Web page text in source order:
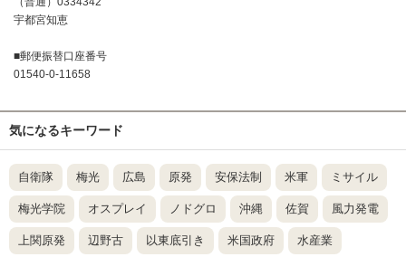
宇都宮知恵
■郵便振替口座番号
01540-0-11658
気になるキーワード
自衛隊 梅光 広島 原発 安保法制 米軍 ミサイル
梅光学院 オスプレイ ノドグロ 沖縄 佐賀 風力発電
上関原発 辺野古 以東底引き 米国政府 水産業